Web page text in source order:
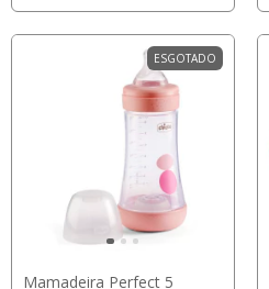
ESGOTADO
Mamadeira Perfect 5